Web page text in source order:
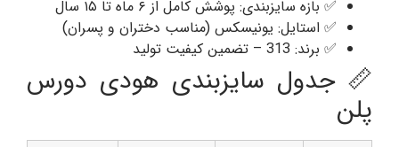
✅ بازه سایزبندی: پوشش کامل از ۶ ماه تا ۱۵ سال
✅ استایل: یونیسکس (مناسب دختران و پسران)
✅ برند: 313 – تضمین کیفیت تولید
📏 جدول سایزبندی هودی دورس
پلن